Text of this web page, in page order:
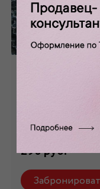
Состав: 100% пэ
290 руб.